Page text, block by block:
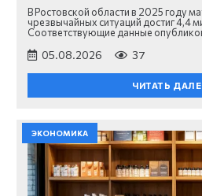
В Ростовской области в 2025 году
чрезвычайных ситуаций достиг 4,4
Соответствующие данные
05.08.2026 37
ЧИТАТЬ
ЭКОНОМИКА